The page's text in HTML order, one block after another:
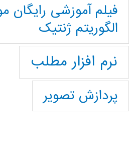
فیلم آموزشی رایگان
الگوریتم ژنتیک
نرم افزار مطلب
پردازش تصویر